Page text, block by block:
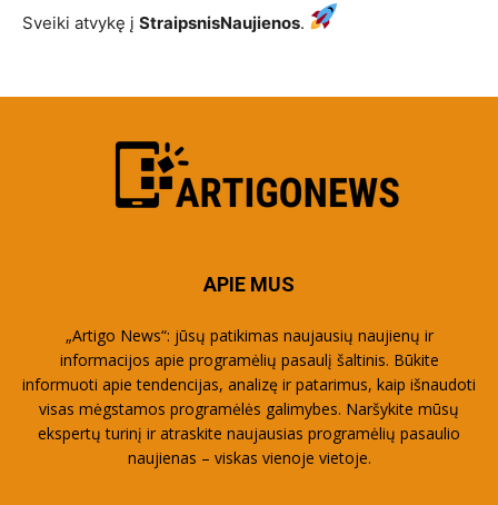
Sveiki atvykę į StraipsnisNaujienos.
APIE MUS
„Artigo News“: jūsų patikimas naujausių naujienų ir
informacijos apie programėlių pasaulį šaltinis. Būkite
informuoti apie tendencijas, analizę ir patarimus, kaip išnaudoti
visas mėgstamos programėlės galimybes. Naršykite mūsų
ekspertų turinį ir atraskite naujausias programėlių pasaulio
naujienas – viskas vienoje vietoje.